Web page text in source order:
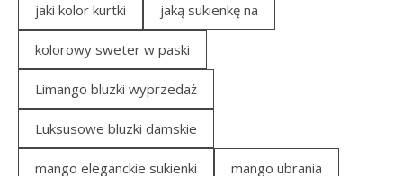
jaki kolor kurtki jaką sukienkę na
kolorowy sweter w paski
Limango bluzki wyprzedaż
Luksusowe bluzki damskie
mango eleganckie sukienki mango ubrania